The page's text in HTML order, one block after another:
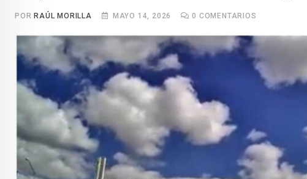
POR RAÚL MORILLA MAYO 14, 2026 0 COMENTARIOS